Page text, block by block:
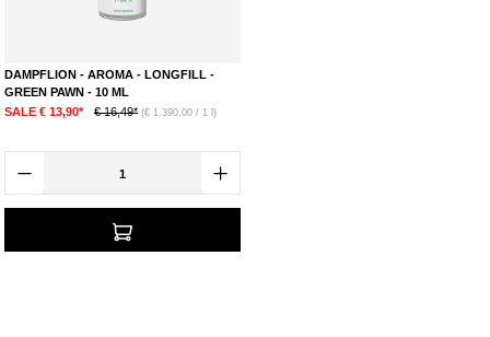
DAMPFLION - AROMA - LONGFILL -
GREEN PAWN - 10 ML
SALE € 13,90*
€ 16,49* (€ 1.390,00 / 1 l)